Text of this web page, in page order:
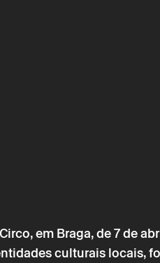
em Braga, de 7 de
culturais locais,